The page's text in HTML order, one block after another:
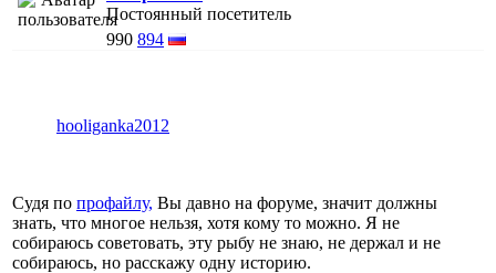
Постоянный посетитель
990 894
hooliganka2012
Судя по профайлу, Вы давно на форуме, значит должны
знать, что многое нельзя, хотя кому то можно. Я не
собираюсь советовать, эту рыбу не знаю, не держал и не
собираюсь, но расскажу одну историю.